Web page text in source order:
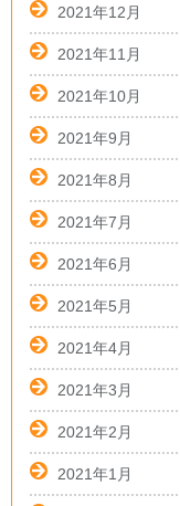
2021年12月
2021年11月
2021年10月
2021年9月
2021年8月
2021年7月
2021年6月
2021年5月
2021年4月
2021年3月
2021年2月
2021年1月